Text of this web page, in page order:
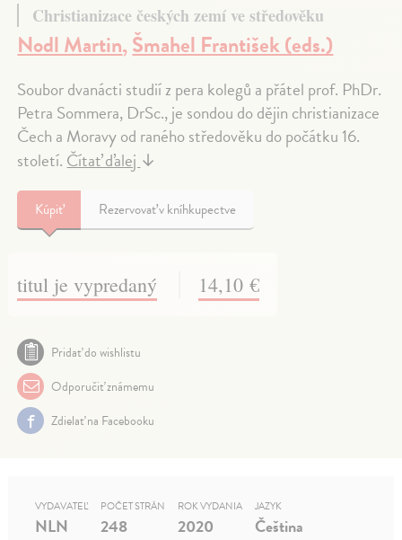
Christianizace českých zemí ve středověku
Nodl Martin,Šmahel František (eds.)
Soubor dvanácti studií z pera kolegů a přátel prof. PhDr.
Petra Sommera, DrSc., je sondou do dějin christianizace
Čech a Moravy od raného středověku do počátku 16.
století. Čítať ďalej ↓
Kúpiť Rezervovať v kníhkupectve
titul je vypredaný 14,10 €
Pridať do wishlistu
Odporučiť známemu
Zdielať na Facebooku
VYDAVATEĽ
NLN
POČET STRÁN
248
ROK VYDANIA
2020
JAZYK
Čeština